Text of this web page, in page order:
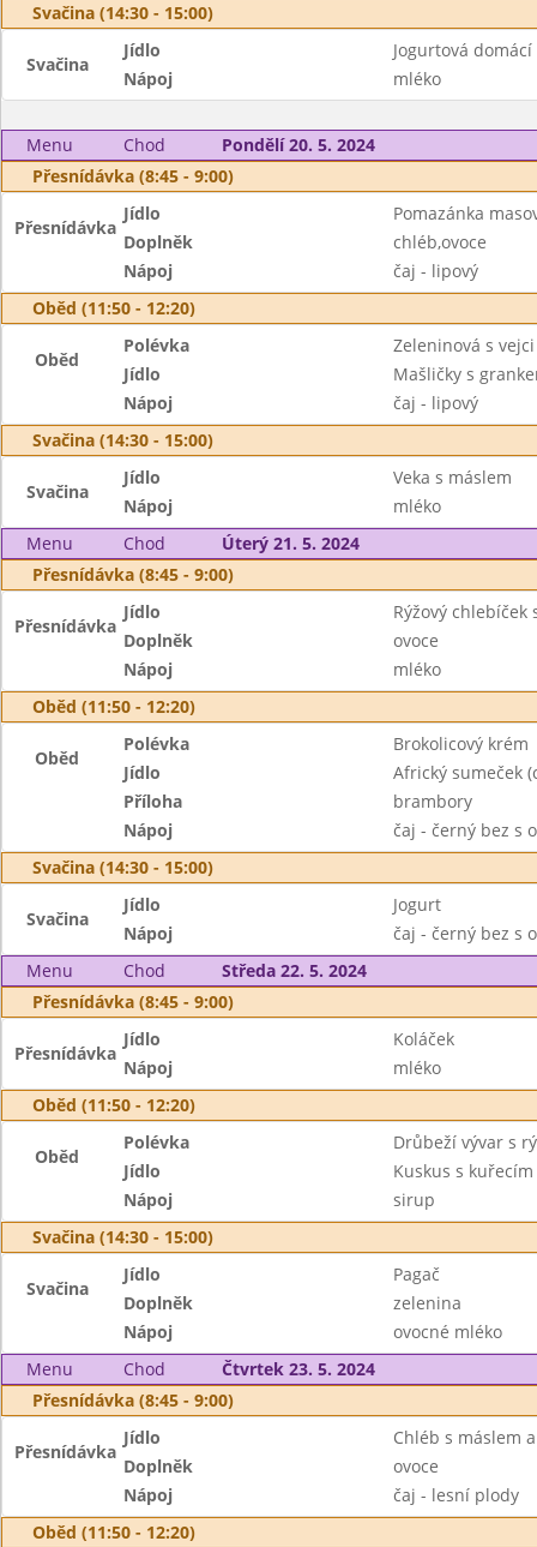
Svačina (14:30 - 15:00)
Svačina
Jídlo
Jogurtová
Nápoj
mléko
Menu Chod
Pondělí 20. 5. 2024
Přesnídávka (8:45 - 9:00)
Přesnídávka
Jídlo
Pomazánka
Doplněk
chléb,ovoce
Nápoj
čaj - lipový
Oběd (11:50 - 12:20)
Oběd
Polévka
Zeleninová s vejci
Jídlo
Mašličky s
Nápoj
čaj - lipový
Svačina (14:30 - 15:00)
Svačina
Jídlo
Veka s máslem
Nápoj
mléko
Menu
Chod
Úterý 21. 5. 2024
Přesnídávka (8:45 - 9:00)
Přesnídávka
Jídlo
Rýžový chlebíček
Doplněk
ovoce
Nápoj
mléko
Oběd (11:50 - 12:20)
Oběd
Polévka
Brokolicový krém
Jídlo
Africký sumeček
Příloha
brambory
Nápoj
čaj - černý bez s
Svačina (14:30 - 15:00)
Svačina
Jídlo
Jogurt
Nápoj
čaj - černý bez s
Menu
Chod
Středa 22. 5. 2024
Přesnídávka (8:45 - 9:00)
Přesnídávka
Jídlo
Koláček
Nápoj
mléko
Oběd (11:50 - 12:20)
Oběd
Polévka
Drůbeží vývar s
Jídlo
Kuskus s
Nápoj
sirup
Svačina (14:30 - 15:00)
Svačina
Jídlo
Pagač
Doplněk
zelenina
Nápoj
ovocné mléko
Menu
Chod
Čtvrtek 23. 5. 2024
Přesnídávka (8:45 - 9:00)
Přesnídávka
Jídlo
Chléb s máslem
Doplněk
ovoce
Nápoj
čaj - lesní plody
Oběd (11:50 - 12:20)